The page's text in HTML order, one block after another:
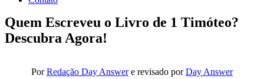
Quem Escreveu o Livro de 1 Timóteo?
Descubra Agora!
PorRedação Day Answere revisado porDay Answer